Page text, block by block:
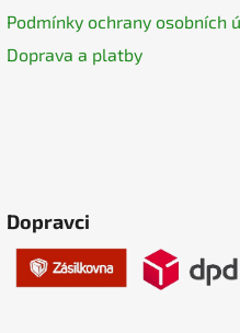
Podmínky ochrany osobních
Doprava a platby
Dopravci